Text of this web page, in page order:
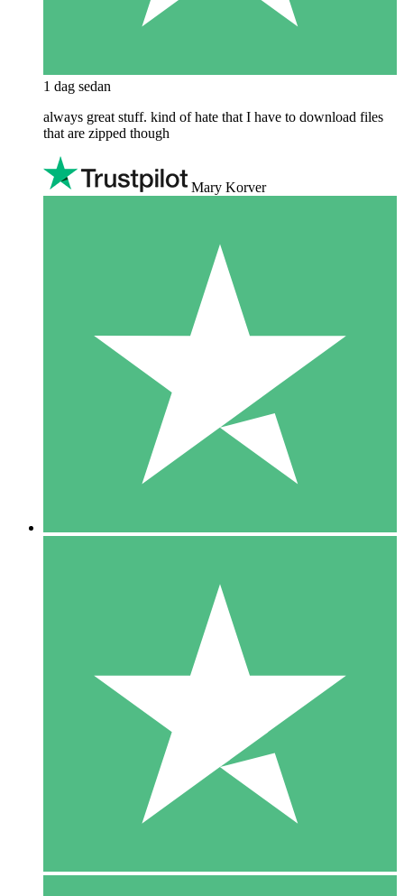
1 dag sedan
always great stuff. kind of hate that I have to download files
that are zipped though
Mary Korver